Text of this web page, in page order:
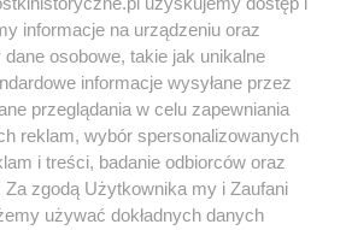
cenach
historyczne w atrakcyjnych cenach. Sekcja
z Lubimyczytac.pl, największą społecznością
– dzięki temu możesz wybierać spośród
ocenianych przez czytelników.
informacje na urządzeniu oraz
osobowe, takie jak unikalne
informacje wysyłane przez
przeglądania w celu zapewniania
reklam, wybór spersonalizowanych
i treści, badanie odbiorców oraz
Za zgodą Użytkownika my i Zaufani
używać dokładnych danych